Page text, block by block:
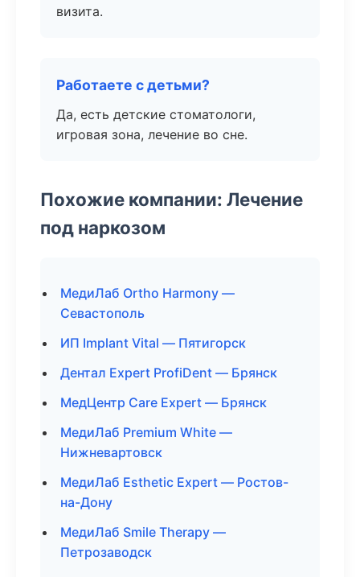
визита.
Работаете с детьми?
Да, есть детские стоматологи,
игровая зона, лечение во сне.
Похожие компании: Лечение
под наркозом
МедиЛаб Ortho Harmony —
Севастополь
ИП Implant Vital — Пятигорск
Дентал Expert ProfiDent — Брянск
МедЦентр Care Expert — Брянск
МедиЛаб Premium White —
Нижневартовск
МедиЛаб Esthetic Expert — Ростов-
на-Дону
МедиЛаб Smile Therapy —
Петрозаводск